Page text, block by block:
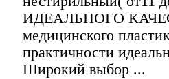
ИДЕАЛЬНОГО
медицинского
практичности
Широкий выбор ...